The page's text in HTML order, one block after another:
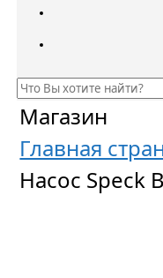
Магазин
Главная
Насос Speck